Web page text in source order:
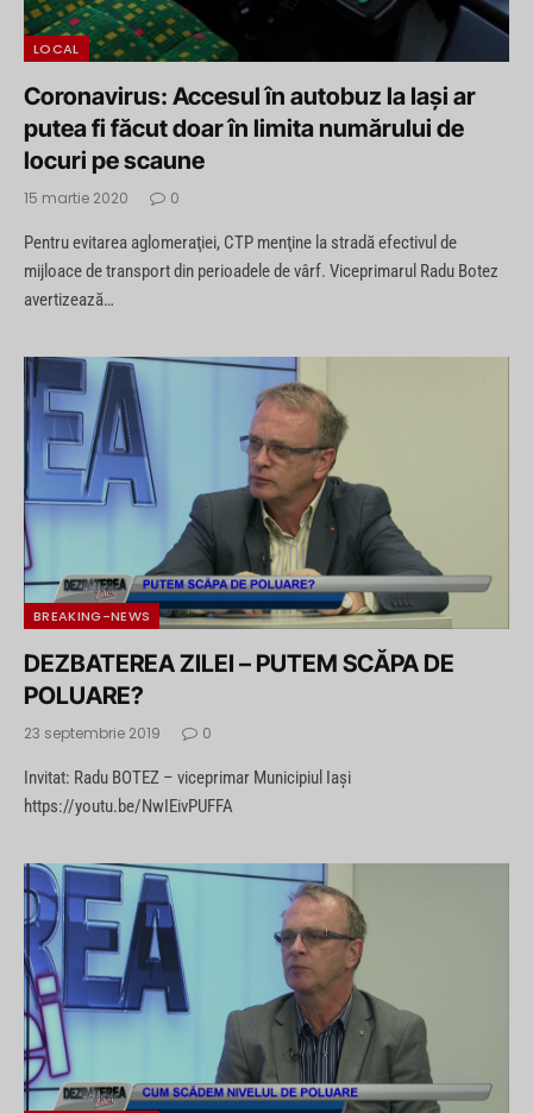
LOCAL
Coronavirus: Accesul în autobuz la Iași ar
putea fi făcut doar în limita numărului de
locuri pe scaune
15 martie 2020 0
Pentru evitarea aglomeraţiei, CTP menţine la stradă efectivul de
mijloace de transport din perioadele de vârf. Viceprimarul Radu Botez
avertizează…
BREAKING-NEWS
DEZBATEREA ZILEI – PUTEM SCĂPA DE
POLUARE?
23 septembrie 2019 0
Invitat: Radu BOTEZ – viceprimar Municipiul Iași
https://youtu.be/NwIEivPUFFA